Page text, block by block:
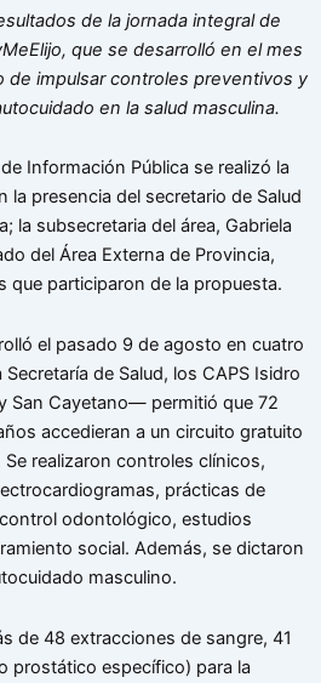
de la jornada integral de
que se desarrolló en el mes
de impulsar controles preventivos y
en la salud masculina.
Información Pública se realizó la
la presencia del secretario de Salud
la subsecretaria del área, Gabriela
del Área Externa de Provincia,
que participaron de la propuesta.
el pasado 9 de agosto en cuatro
de Salud, los CAPS Isidro
San Cayetano— permitió que 72
accedieran a un circuito gratuito
realizaron controles clínicos,
prácticas de
odontológico, estudios
social. Además, se dictaron
masculino.
de 48 extracciones de sangre, 41
prostático específico) para la